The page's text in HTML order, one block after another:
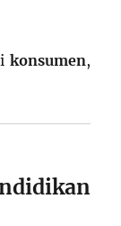
konsumen,